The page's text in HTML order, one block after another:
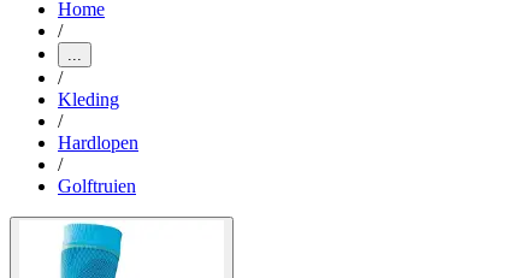
Home
/
...
/
Kleding
/
Hardlopen
/
Golftruien